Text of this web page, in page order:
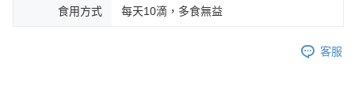
食用方式 每天10滴，多食無益
客服